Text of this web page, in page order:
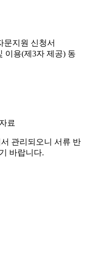
문지원 신청서
이용(제3자 제공) 동
료
관리되오니 서류 반
바랍니다.